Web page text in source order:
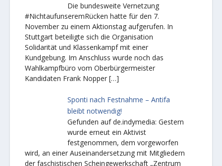
Die bundesweite Vernetzung
#NichtaufunseremRücken hatte für den 7.
November zu einem Aktionstag aufgerufen. In
Stuttgart beteiligte sich die Organisation
Solidarität und Klassenkampf mit einer
Kundgebung. Im Anschluss wurde noch das
Wahlkampfbüro vom Oberbürgermeister
Kandidaten Frank Nopper[…]
Sponti nach Festnahme – Antifa
bleibt notwendig!
Gefunden auf de.indymedia: Gestern
wurde erneut ein Aktivist
festgenommen, dem vorgeworfen
wird, an einer Auseinandersetzung mit Mitgliedern
der faschistischen Scheingewerkschaft „Zentrum